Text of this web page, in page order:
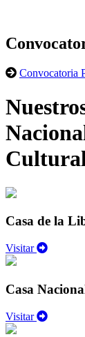
Convocatoria
Casa de la
Visitar
Casa
Visitar